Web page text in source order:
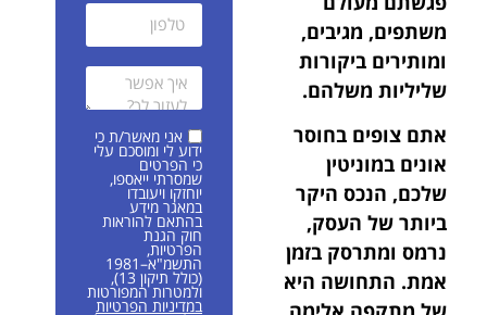
משתפים, מגיבים,
ומותירים ביקורות
שליליות משלהם.
אתם צופים בחוסר
אונים במוניטין
שלכם, הנכס היקר
ביותר של העסק,
נרמס ומתרסק בזמן
אמת. התחושה היא
אני מאשר/ת כי
ידוע לי ומוסכם עלי
כי הפרטים
שמסרתי ייאספו,
יוחזקו ויעובדו
במאגר מידע
בהתאם להוראות
חוק הגנת
הפרטיות,
התשמ"א–1981
(כולל תיקון 13),
ולמטרות המפורטות
במדיניות הפרטיות